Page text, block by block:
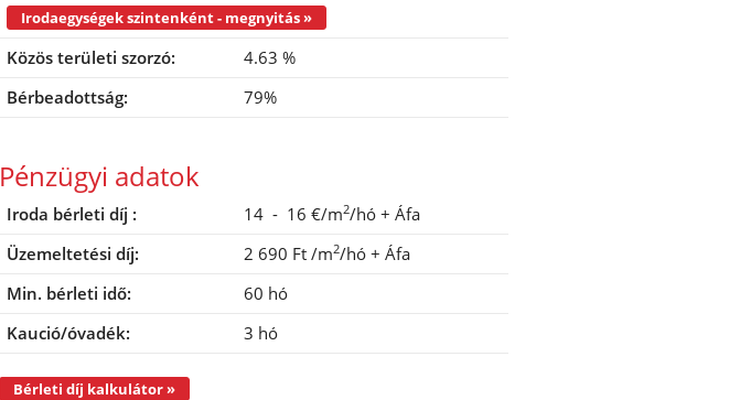
Irodaegységek szintenként - megnyitás »
Közös területi szorzó:
4.63 %
Bérbeadottság:
79%
Pénzügyi adatok
Iroda bérleti díj : 14 - 16 €/m2/hó + Áfa
Üzemeltetési díj:
2 690 Ft /m2/hó + Áfa
Min. bérleti idő:
60 hó
Kaució/óvadék:
3 hó
Bérleti díj kalkulátor »